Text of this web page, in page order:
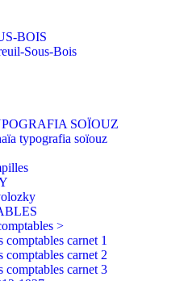
BOIS
Sous-Bois
SOÏOUZ
typografia soïouz
>
carnet 1
comptables carnet 2
comptables carnet 3